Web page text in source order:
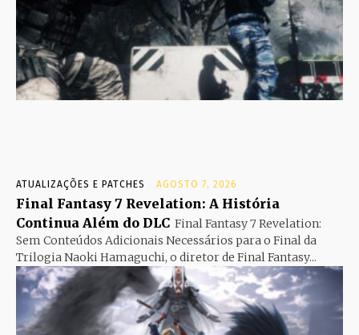
ATUALIZAÇÕES E PATCHES AGOSTO 7, 2026
Final Fantasy 7 Revelation: A História
Continua Além do DLC Final Fantasy 7 Revelation:
Sem Conteúdos Adicionais Necessários para o Final da
Trilogia Naoki Hamaguchi, o diretor de Final Fantasy...